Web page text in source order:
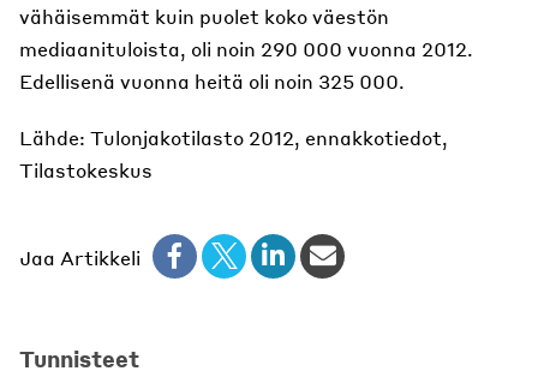
vähäisemmät kuin puolet koko väestön
mediaanituloista, oli noin 290 000 vuonna 2012.
Edellisenä vuonna heitä oli noin 325 000.
Lähde: Tulonjakotilasto 2012, ennakkotiedot,
Tilastokeskus
Jaa Artikkeli
Tunnisteet